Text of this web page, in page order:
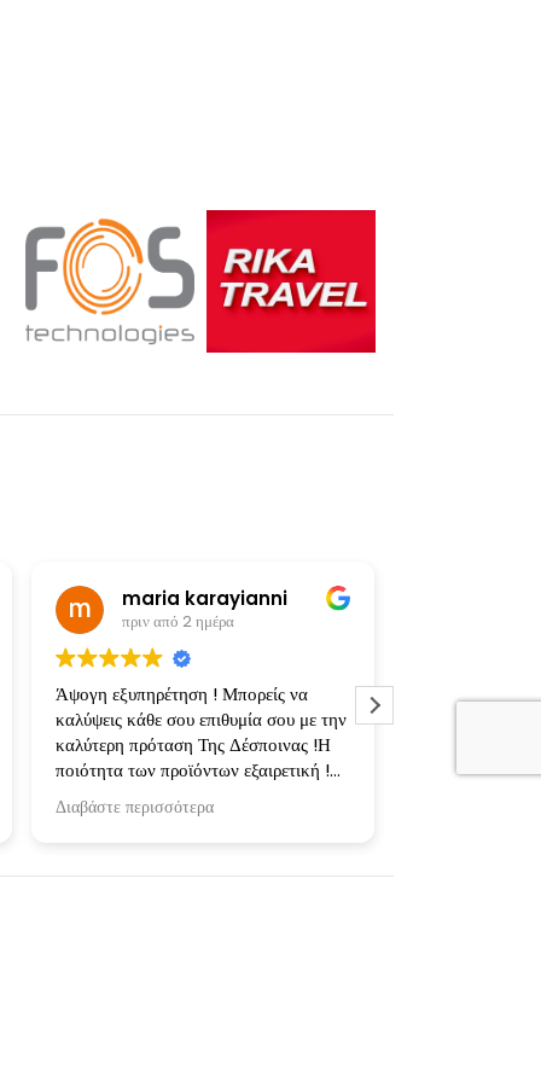
maria karayianni
πριν από 2 ημέρα
Άψογη εξυπηρέτηση ! Μπορείς να
καλύψεις κάθε σου επιθυμία σου με την
καλύτερη πρόταση Της Δέσποινας !Η
ποιότητα των προϊόντων εξαιρετική !
Ευχαριστώ πολύ για την συνεργασία !
Διαβάστε περισσότερα
Υπέροχες,
αγαπημένους